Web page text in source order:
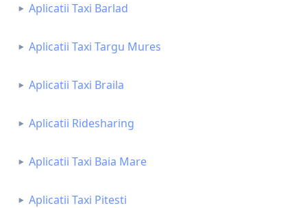
Aplicatii Taxi Barlad
Aplicatii Taxi Targu Mures
Aplicatii Taxi Braila
Aplicatii Ridesharing
Aplicatii Taxi Baia Mare
Aplicatii Taxi Pitesti